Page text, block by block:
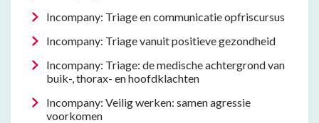
Incompany: Triage en communicatie opfriscursus
Incompany: Triage vanuit positieve gezondheid
Incompany: Triage: de medische achtergrond van
buik-, thorax- en hoofdklachten
Incompany: Veilig werken: samen agressie
voorkomen